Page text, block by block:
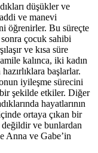
düşükler ve
ve manevi
öğrenirler. Bu süreçte
çocuk sahibi
ve kısa süre
kalınca, iki kadın
başlarlar.
onun iyileşme sürecini
şekilde etkiler. Diğer
hayatlarının
ortaya çıkan bir
değildir ve bunlardan
Anna ve Gabe’in